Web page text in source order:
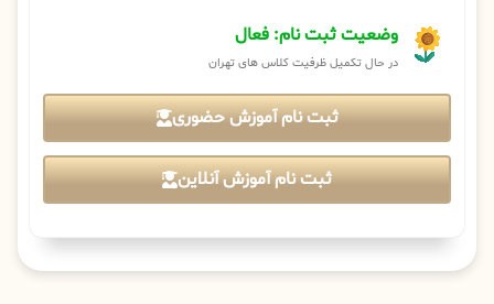
وضعیت ثبت نام: فعال
در حال تکمیل ظرفیت کلاس های تهران
ثبت نام آموزش حضوری
ثبت نام آموزش آنلاین